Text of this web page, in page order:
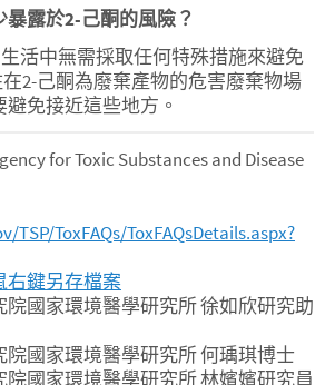
露於2-己酮的風險？
活中無需採取任何特殊措施來避免
2-己酮為廢棄產物的危害廢棄物場
免接近這些地方。
for Toxic Substances and Disease
ToxFAQs/ToxFAQsDetails.aspx?
右鍵另存檔案
國家環境醫學研究所 徐如欣研究助
國家環境醫學研究所 何瑀琪博士
國家環境醫學研究所 林嬪嬪研究員